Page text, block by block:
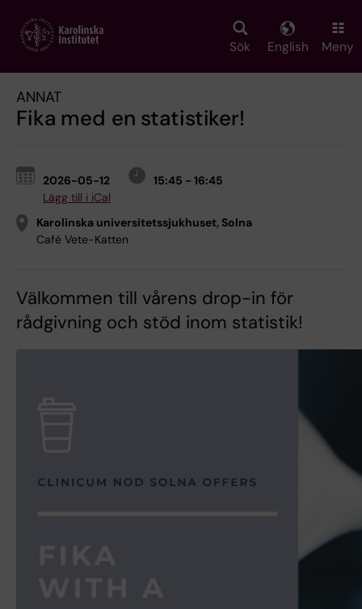
main
Sök English Meny
ANNAT
Fika med en statistiker!
2026-05-12
15:45 - 16:45
Lägg till i iCal
Karolinska universitetssjukhuset, Solna
Café Vete-Katten
Välkommen till vårens drop-in för
rådgivning och stöd inom statistik!